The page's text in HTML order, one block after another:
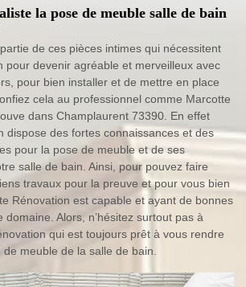
la pose de meuble salle de bain
de ces pièces intimes qui nécessitent
pour devenir agréable et merveilleux avec
pour bien installer et de mettre en place
cela au professionnel comme Marcotte
dans Champlaurent 73390. En effet
dispose des fortes connaissances et des
pour la pose de meuble et de ses
salle de bain. Ainsi, pour pouvez faire
travaux pour la preuve et pour vous bien
Rénovation est capable et ayant de bonnes
domaine. Alors, n’hésitez surtout pas à
qui est toujours prêt à vous rendre
meuble de la salle de bain.